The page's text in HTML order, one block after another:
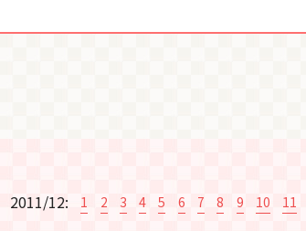
2011/12: 1 2 3 4 5 6 7 8 9 10 11